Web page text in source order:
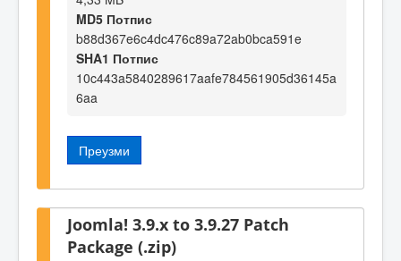
MD5 Потпис
b88d367e6c4dc476c89a72ab0bca591e
SHA1 Потпис
10c443a5840289617aafe784561905d36145a
6aa
Преузми
Joomla! 3.9.x to 3.9.27 Patch
Package (.zip)